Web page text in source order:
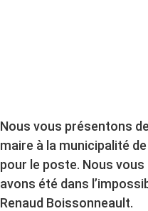
Nous vous présentons
maire à la municipalité
pour le poste. Nous
avons été dans
Renaud Boissonneault.